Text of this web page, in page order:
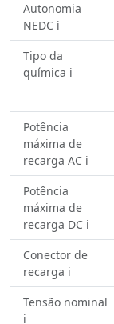
Autonomia
NEDC ℹ️
Tipo da
química ℹ️
Potência
máxima de
recarga AC ℹ️
Potência
máxima de
recarga DC ℹ️
Conector de
recarga ℹ️
Tensão nominal
ℹ️